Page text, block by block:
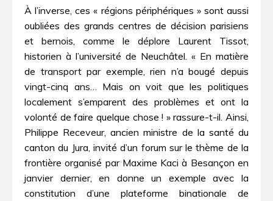
À l’inverse, ces « régions périphériques » sont aussi
oubliées des grands centres de décision parisiens
et bernois, comme le déplore Laurent Tissot,
historien à l’université de Neuchâtel. « En matière
de transport par exemple, rien n’a bougé depuis
vingt-cinq ans… Mais on voit que les politiques
localement s’emparent des problèmes et ont la
volonté de faire quelque chose ! » rassure-t-il. Ainsi,
Philippe Receveur, ancien ministre de la santé du
canton du Jura, invité d’un forum sur le thème de la
frontière organisé par Maxime Kaci à Besançon en
janvier dernier, en donne un exemple avec la
constitution d’une plateforme binationale de